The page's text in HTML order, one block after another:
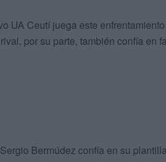
UA Ceutí juega este
por su parte, también confía en
Bermúdez confía en su